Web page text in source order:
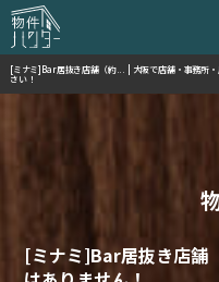
[ミナミ]Bar居抜き店舗（約... | 大阪で店舗・事務所
さい！
[ミナミ]Bar居抜き店舗